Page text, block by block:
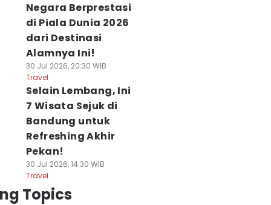
Negara Berprestasi
di Piala Dunia 2026
dari Destinasi
Alamnya Ini!
30 Jul 2026, 20:30 WIB
Travel
Selain Lembang, Ini
7 Wisata Sejuk di
Bandung untuk
Refreshing Akhir
Pekan!
30 Jul 2026, 14:30 WIB
Travel
Topics